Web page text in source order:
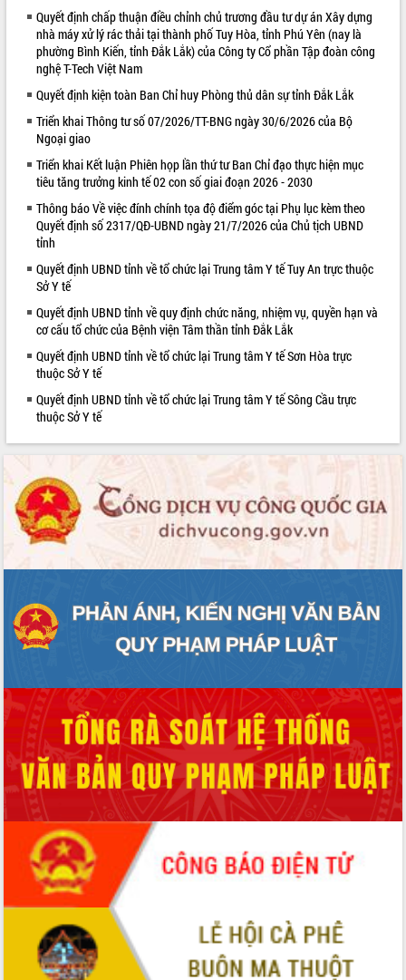
VIDEO
Không có file video nào để phát.
ALBUM ẢNH
LIÊN KẾT WEB
Quyết định chấp thuận điều chỉnh chủ trương đầu tư dự án Xây dựng
nhà máy xử lý rác thải tại thành phố Tuy Hòa, tỉnh Phú Yên (nay là
phường Bình Kiến, tỉnh Đắk Lắk) của Công ty Cổ phần Tập đoàn công
nghệ T-Tech Việt Nam
Quyết định kiện toàn Ban Chỉ huy Phòng thủ dân sự tỉnh Đắk Lắk
Triển khai Thông tư số 07/2026/TT-BNG ngày 30/6/2026 của Bộ
Ngoại giao
Triển khai Kết luận Phiên họp lần thứ tư Ban Chỉ đạo thực hiện mục
tiêu tăng trưởng kinh tế 02 con số giai đoạn 2026 - 2030
Thông báo Về việc đính chính tọa độ điểm góc tại Phụ lục kèm theo
Quyết định số 2317/QĐ-UBND ngày 21/7/2026 của Chủ tịch UBND
tỉnh
Quyết định UBND tỉnh về tổ chức lại Trung tâm Y tế Tuy An trực thuộc
Sở Y tế
Quyết định UBND tỉnh về quy định chức năng, nhiệm vụ, quyền hạn và
cơ cấu tổ chức của Bệnh viện Tâm thần tỉnh Đắk Lắk
Quyết định UBND tỉnh về tổ chức lại Trung tâm Y tế Sơn Hòa trực
thuộc Sở Y tế
Quyết định UBND tỉnh về tổ chức lại Trung tâm Y tế Sông Cầu trực
thuộc Sở Y tế